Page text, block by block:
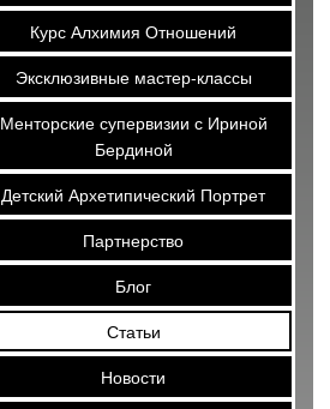
Курс Алхимия Отношений
Эксклюзивные мастер-классы
Менторские супервизии с Ириной
Бердиной
Детский Архетипический Портрет
Партнерство
Блог
Статьи
Новости